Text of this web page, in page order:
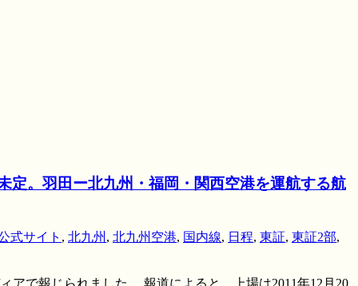
定。羽田ー北九州・福岡・関西空港を運航する航
式サイト , 北九州 , 北九州空港, 国内線, 日程, 東証, 東証2部,